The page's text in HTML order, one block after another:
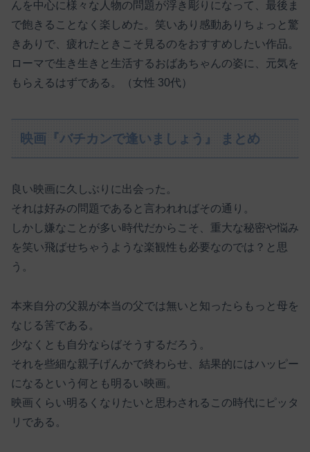
んを中心に様々な人物の問題が浮き彫りになって、最後ま
で飽きることなく楽しめた。笑いあり感動ありちょっと驚
きありで、疲れたときこそ見るのをおすすめしたい作品。
ローマで生き生きと生活するおばあちゃんの姿に、元気を
もらえるはずである。（女性 30代）
映画『バチカンで逢いましょう』 まとめ
良い映画に久しぶりに出会った。
それは好みの問題であると言われればその通り。
しかし嫌なことが多い時代だからこそ、重大な秘密や悩み
を笑い飛ばせちゃうような楽観性も必要なのでは？と思
う。
本来自分の父親が本当の父では無いと知ったらもっと母を
なじる筈である。
少なくとも自分ならばそうするだろう。
それを些細な親子げんかで終わらせ、結果的にはハッピー
になるという何とも明るい映画。
映画くらい明るくなりたいと思わされるこの時代にピッタ
リである。